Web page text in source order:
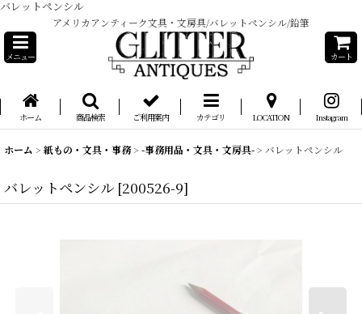
バレットペンシル
アメリカアンティーク文具・文房具/バレットペンシル/鉛筆
メニュー カート
ホーム 商品検索 ご利用案内 カテゴリ LOCATION Instagram
ホーム > 紙もの・文具・事務> -事務用品・文具・文房具-> バレットペンシル
バレットペンシル [200526-9]